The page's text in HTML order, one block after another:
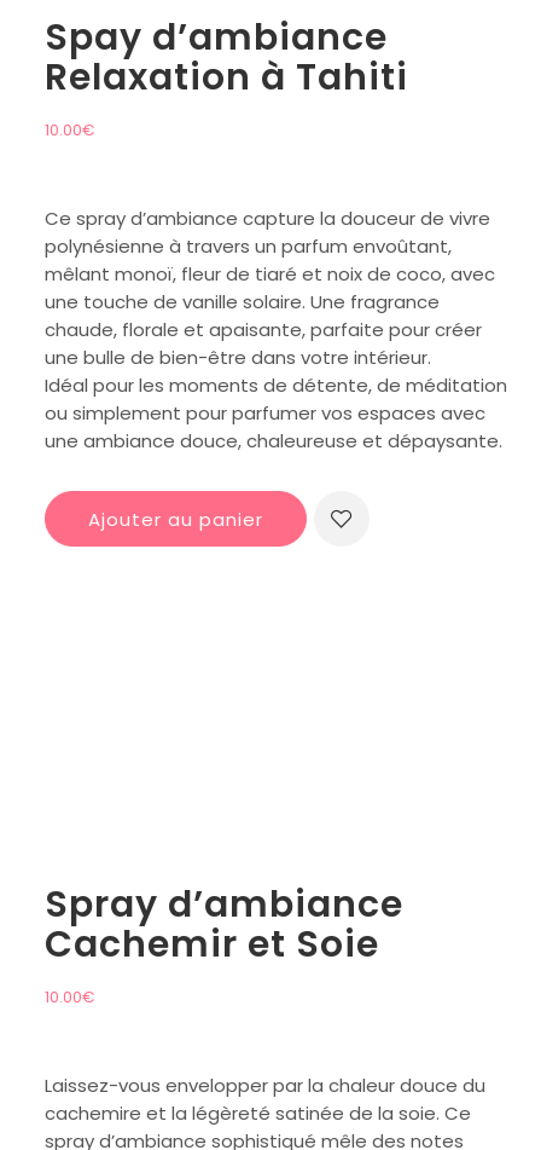
Spay d’ambiance
Relaxation à Tahiti
10.00€
Ce spray d’ambiance capture la douceur de vivre
polynésienne à travers un parfum envoûtant,
mêlant monoï, fleur de tiaré et noix de coco, avec
une touche de vanille solaire. Une fragrance
chaude, florale et apaisante, parfaite pour créer
une bulle de bien-être dans votre intérieur.
Idéal pour les moments de détente, de méditation
ou simplement pour parfumer vos espaces avec
une ambiance douce, chaleureuse et dépaysante.
Ajouter au panier
Spray d’ambiance
Cachemir et Soie
10.00€
Laissez-vous envelopper par la chaleur douce du
cachemire et la légèreté satinée de la soie. Ce
spray d’ambiance sophistiqué mêle des notes